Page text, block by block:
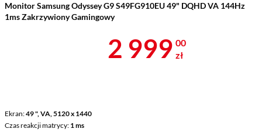
Monitor Samsung Odyssey G9 S49FG910EU 49" DQHD VA 144Hz
1ms Zakrzywiony Gamingowy
Ekran 49 ", VA, 5120 x 1440
Czas reakcji matrycy 1 ms
Cena 2 999 zł
2 999 00
zł